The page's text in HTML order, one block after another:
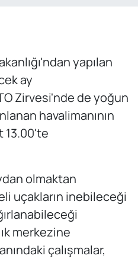
yapılan
ay
Zirvesi'nde de yoğun
havalimanının
13.00'te
olmaktan
uçakların inebileceği
merkezine
çalışmalar,